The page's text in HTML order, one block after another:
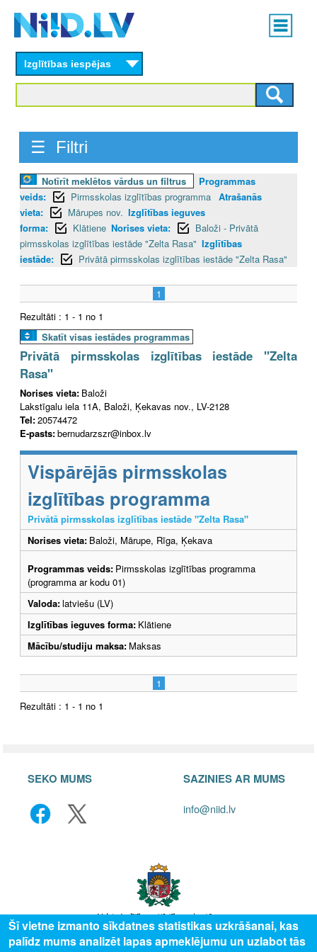
content
Main
menu
Izglītības iespējas
☰ Filtri
Notīrīt meklētos vārdus un filtrus
Programmas
veids:
Pirmsskolas izglītības programma Atrašanās
vieta:
Mārupes nov. Izglītības ieguves
forma:
Klātiene Norises vieta:
Baloži - Privātā
pirmsskolas izglītības iestāde "Zelta Rasa" Izglītības
iestāde:
Privātā pirmsskolas izglītības iestāde "Zelta Rasa"
1
Rezultāti : 1 - 1 no 1
Skatīt visas iestādes programmas
Privātā pirmsskolas izglītības iestāde "Zelta
Rasa"
Norises vieta: Baloži
Lakstīgalu iela 11A, Baloži, Ķekavas nov., LV-2128
Tel:20574472
E-pasts:bernudarzszr@inbox.lv
Vispārējās pirmsskolas
izglītības programma
Privātā pirmsskolas izglītības iestāde "Zelta Rasa"
Norises vieta: Baloži, Mārupe, Rīga, Ķekava
Programmas veids: Pirmsskolas izglītības programma
(programma ar kodu 01)
Valoda:latviešu (LV)
Izglītības ieguves forma: Klātiene
Mācību/studiju maksa: Maksas
1
Rezultāti : 1 - 1 no 1
SEKO MUMS SAZINIES AR MUMS
info@niid.lv
Šī vietne izmanto sīkdatnes statistikas uzkrāšanai, kas
palīdz mums analizēt lapas apmeklējumu un uzlabot tās